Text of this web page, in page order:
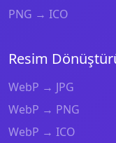
PNG → ICO
Resim
WebP → JPG
WebP → PNG
WebP → ICO